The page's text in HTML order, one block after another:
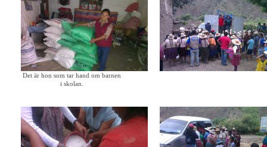
Det är hon som tar hand om barnen
i skolan.